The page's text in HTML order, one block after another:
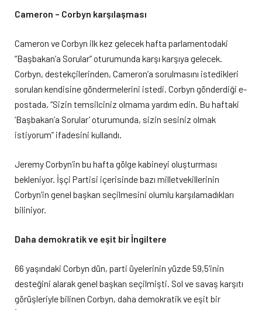
Cameron – Corbyn karşılaşması
Cameron ve Corbyn ilk kez gelecek hafta parlamentodaki
“Başbakan’a Sorular” oturumunda karşı karşıya gelecek.
Corbyn, destekçilerinden, Cameron’a sorulmasını istedikleri
soruları kendisine göndermelerini istedi. Corbyn gönderdiği e-
postada, “Sizin temsilciniz olmama yardım edin. Bu haftaki
‘Başbakan’a Sorular’ oturumunda, sizin sesiniz olmak
istiyorum” ifadesini kullandı.
Jeremy Corbyn’in bu hafta gölge kabineyi oluşturması
bekleniyor. İşçi Partisi içerisinde bazı milletvekillerinin
Corbyn’in genel başkan seçilmesini olumlu karşılamadıkları
biliniyor.
Daha demokratik ve eşit bir İngiltere
66 yaşındaki Corbyn dün, parti üyelerinin yüzde 59,5’inin
desteğini alarak genel başkan seçilmişti. Sol ve savaş karşıtı
görüşleriyle bilinen Corbyn, daha demokratik ve eşit bir